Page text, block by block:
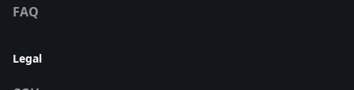
FAQ
Legal